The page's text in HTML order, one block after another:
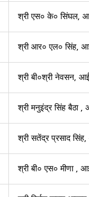
श्री एस० के० सिंघल,
श्री आर० एल० सिंह,
श्री बी०श्री नेवसन,
श्री मनुइंद्र सिंह बैठा
श्री सतेंद्र प्रसाद
श्री बी० एस० मीणा ,